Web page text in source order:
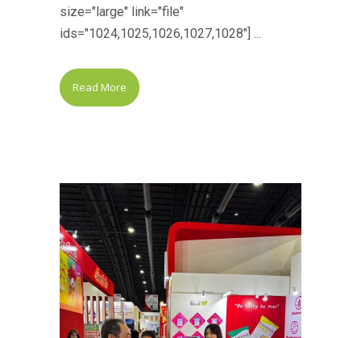
size="large" link="file"
ids="1024,1025,1026,1027,1028"] ...
Read More